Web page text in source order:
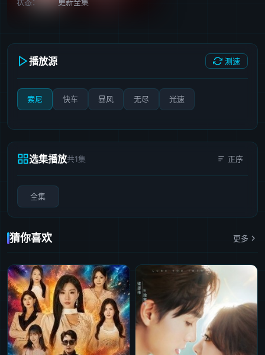
播放源 测速
索尼 快车 暴风 无尽 光速
选集播放共1集 正序
全集
猜你喜欢 更多